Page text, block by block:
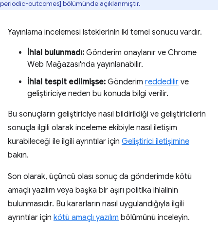
periodic-outcomes] bölümünde açıklanmıştır.
Yayınlama incelemesi isteklerinin iki temel sonucu vardır.
İhlal bulunmadı: Gönderim onaylanır ve Chrome
Web Mağazası'nda yayınlanabilir.
İhlal tespit edilmişse: Gönderim reddedilir ve
geliştiriciye neden bu konuda bilgi verilir.
Bu sonuçların geliştiriciye nasıl bildirildiği ve geliştiricilerin
sonuçla ilgili olarak inceleme ekibiyle nasıl iletişim
kurabileceği ile ilgili ayrıntılar için Geliştirici iletişimine
bakın.
Son olarak, üçüncü olası sonuç da gönderimde kötü
amaçlı yazılım veya başka bir aşırı politika ihlalinin
bulunmasıdır. Bu kararların nasıl uygulandığıyla ilgili
ayrıntılar için kötü amaçlı yazılım bölümünü inceleyin.